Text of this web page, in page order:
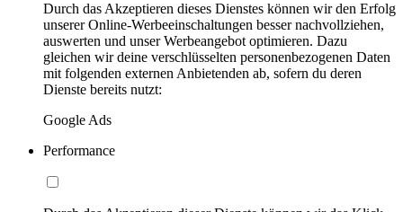
Durch das Akzeptieren dieses Dienstes können wir den Erfolg
unserer Online-Werbeeinschaltungen besser nachvollziehen,
auswerten und unser Werbeangebot optimieren. Dazu
gleichen wir deine verschlüsselten personenbezogenen Daten
mit folgenden externen Anbietenden ab, sofern du deren
Dienste bereits nutzt:
Google Ads
Performance